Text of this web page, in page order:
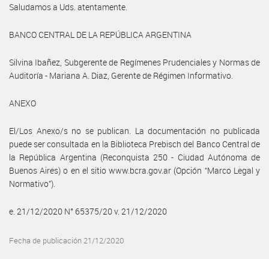
Saludamos a Uds. atentamente.
BANCO CENTRAL DE LA REPÚBLICA ARGENTINA
Silvina Ibañez, Subgerente de Regímenes Prudenciales y Normas de
Auditoría - Mariana A. Diaz, Gerente de Régimen Informativo.
ANEXO
El/Los Anexo/s no se publican. La documentación no publicada
puede ser consultada en la Biblioteca Prebisch del Banco Central de
la República Argentina (Reconquista 250 - Ciudad Autónoma de
Buenos Aires) o en el sitio www.bcra.gov.ar (Opción “Marco Legal y
Normativo”).
e. 21/12/2020 N° 65375/20 v. 21/12/2020
Fecha de publicación 21/12/2020